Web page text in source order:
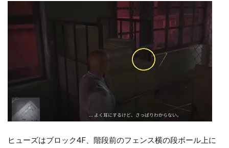
ヒューズはブロック4F、階段前のフェンス横の段ボール上に